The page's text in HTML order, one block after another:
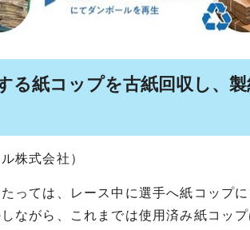
紙コップを古紙回収し、
株式会社）
っては、レース中に選手へ紙コップ
ながら、これまでは使用済み紙コッ